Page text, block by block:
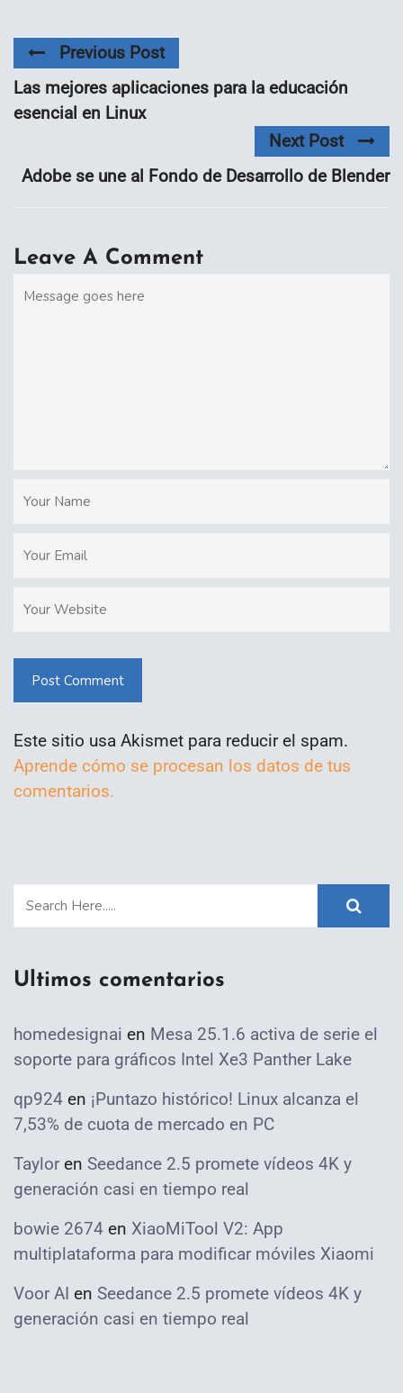
Previous Post
Las mejores aplicaciones para la educación
esencial en Linux
Next Post
Adobe se une al Fondo de Desarrollo de Blender
Leave A Comment
Post Comment
Este sitio usa Akismet para reducir el spam.
Aprende cómo se procesan los datos de tus
comentarios.
Ultimos comentarios
homedesignai en Mesa 25.1.6 activa de serie el
soporte para gráficos Intel Xe3 Panther Lake
qp924 en ¡Puntazo histórico! Linux alcanza el
7,53% de cuota de mercado en PC
Taylor en Seedance 2.5 promete vídeos 4K y
generación casi en tiempo real
bowie 2674 en XiaoMiTool V2: App
multiplataforma para modificar móviles Xiaomi
Voor AI en Seedance 2.5 promete vídeos 4K y
generación casi en tiempo real